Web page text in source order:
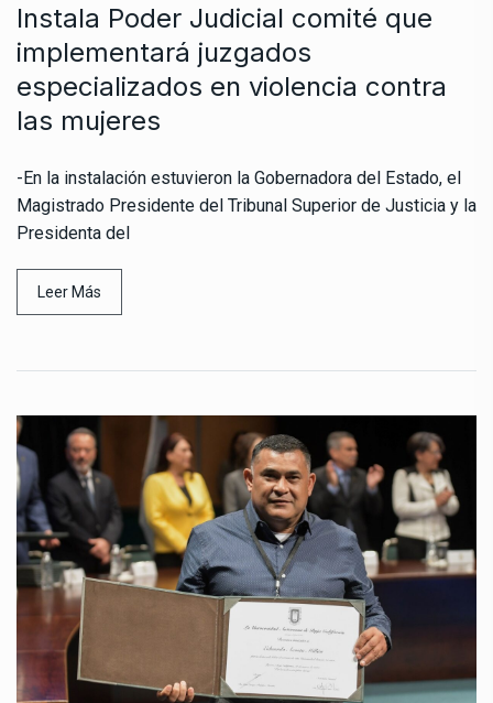
Instala Poder Judicial comité que
implementará juzgados
especializados en violencia contra
las mujeres
-En la instalación estuvieron la Gobernadora del Estado, el
Magistrado Presidente del Tribunal Superior de Justicia y la
Presidenta del
Leer Más